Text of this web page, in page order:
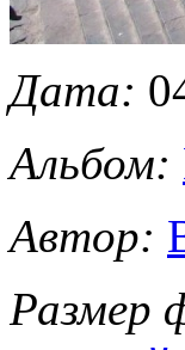
Дата:
Альбом:
Автор:
Размер